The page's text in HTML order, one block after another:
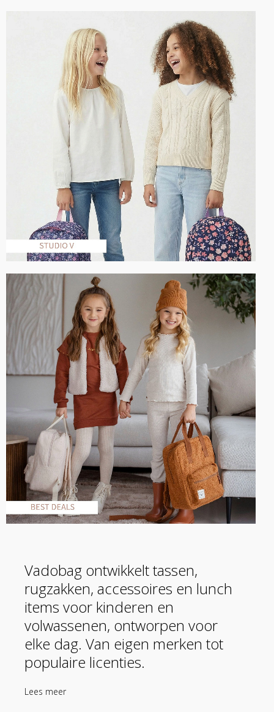
Vadobag ontwikkelt tassen,
rugzakken, accessoires en lunch
items voor kinderen en
volwassenen, ontworpen voor
elke dag. Van eigen merken tot
populaire licenties.
Lees meer